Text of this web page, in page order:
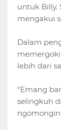
untuk Billy.
mengakui
Dalam
lebih dari
“Emang
selingkuh
ngomongin